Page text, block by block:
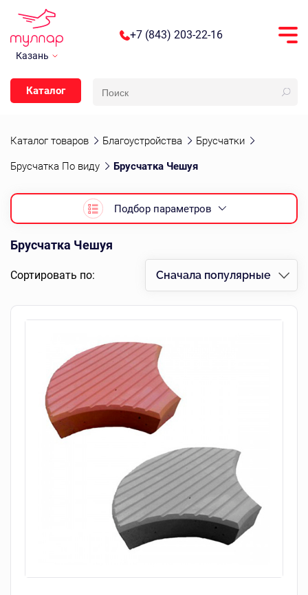
Казань
+7 (843) 203-22-16
Каталог
Каталог товаров Благоустройства Брусчатки
Брусчатка По виду Брусчатка Чешуя
Подбор параметров
Брусчатка Чешуя
Сортировать по: Сначала популярные